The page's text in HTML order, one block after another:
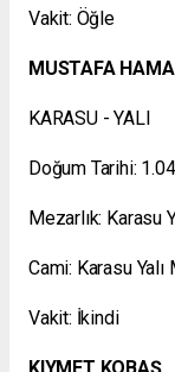
Vakit: Öğle
MUSTAFA
KARASU - YALI
Doğum Tarihi:
Mezarlık: Karasu
Cami: Karasu Yalı
Vakit: İkindi